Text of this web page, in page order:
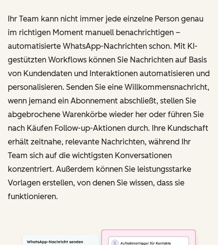
Ihr Team kann nicht immer jede einzelne Person genau
im richtigen Moment manuell benachrichtigen –
automatisierte WhatsApp-Nachrichten schon. Mit KI-
gestützten Workflows können Sie Nachrichten auf Basis
von Kundendaten und Interaktionen automatisieren und
personalisieren. Senden Sie eine Willkommensnachricht,
wenn jemand ein Abonnement abschließt, stellen Sie
abgebrochene Warenkörbe wieder her oder führen Sie
nach Käufen Follow-up-Aktionen durch. Ihre Kundschaft
erhält zeitnahe, relevante Nachrichten, während Ihr
Team sich auf die wichtigsten Konversationen
konzentriert. Außerdem können Sie leistungsstarke
Vorlagen erstellen, von denen Sie wissen, dass sie
funktionieren.